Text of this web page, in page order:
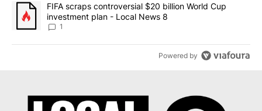
A trending article titled "FIFA scraps controversial $20 billion
FIFA scraps controversial $20 billion World Cup
investment plan - Local News 8
1
Powered by